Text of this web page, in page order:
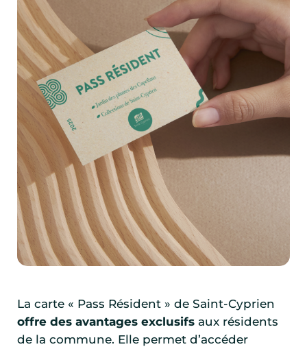
La carte « Pass Résident » de Saint-Cyprien
offre des avantages exclusifs aux résidents
de la commune. Elle permet d’accéder